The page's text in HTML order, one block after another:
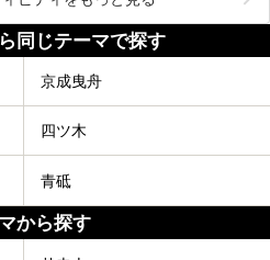
同じテーマで探す
京成曳舟
四ツ木
青砥
から探す